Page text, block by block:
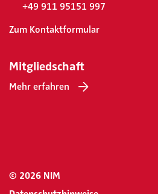
+49 911 95151 997
Zum Kontaktformular
Mitgliedschaft
Mehr erfahren
© 2026 NIM